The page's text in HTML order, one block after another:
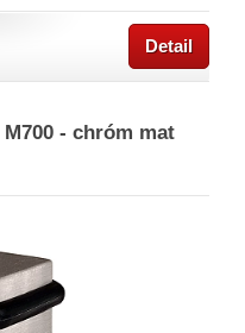
Detail
- chróm mat